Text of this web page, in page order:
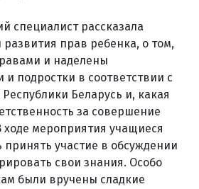
специалист рассказала
развития прав ребенка, о том,
и наделены
и подростки в соответствии с
Беларусь и, какая
за совершение
мероприятия учащиеся
участие в обсуждении
свои знания. Особо
были вручены сладкие